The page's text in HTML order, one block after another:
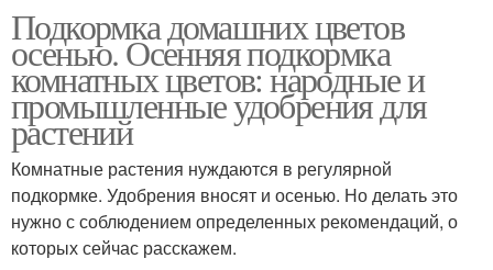
Подкормка домашних цветов
осенью. Осенняя подкормка
комнатных цветов: народные и
промышленные удобрения для
растений
Комнатные растения нуждаются в регулярной
подкормке. Удобрения вносят и осенью. Но делать это
нужно с соблюдением определенных рекомендаций, о
которых сейчас расскажем.